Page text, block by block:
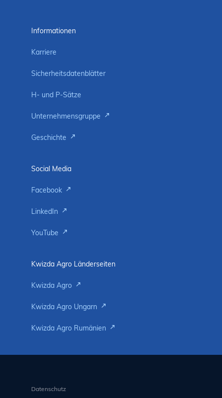
Informationen
Karriere
Sicherheitsdatenblätter
H- und P-Sätze
Unternehmensgruppe
Geschichte
Social Media
Facebook
LinkedIn
YouTube
Kwizda Agro Länderseiten
Kwizda Agro
Kwizda Agro Ungarn
Kwizda Agro Rumänien
Datenschutz